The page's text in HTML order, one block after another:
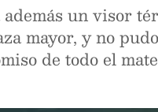
un visor
mayor, y no
de todo el